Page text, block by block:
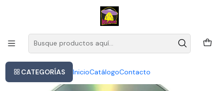
CATEGORÍAS InicioCatálogoContacto
Este es el texto del slide